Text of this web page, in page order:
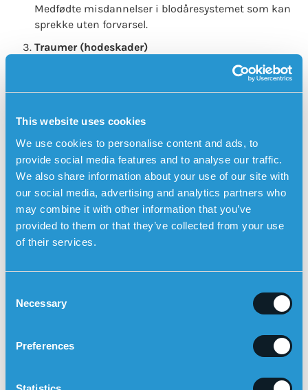
This website uses cookies
We use cookies to personalise content and ads, to
provide social media features and to analyse our traffic.
We also share information about your use of our site with
our social media, advertising and analytics partners who
may combine it with other information that you’ve
provided to them or that they’ve collected from your use
of their services.
Necessary
Preferences
Medfødte misdannelser i blodåresystemet som kan
sprekke uten forvarsel.
Traumer (hodeskader)
Røyking– svekker blodkarene og øker risikoen for
aneurismer.
Høyt alkoholforbruk– øker blodtrykket og gjør
blodårene mer sårbare.
Bruk av rusmidler– spesielt kokain og amfetamin
kan gi plutselige blodtrykksøkninger.
Alder– eldre har mer skjøre blodkar.
Trygghetsalarm for å kunne slå alarm når som
automatisk slå alarm ved
og deretter ringe pårørende ved hjelp av klokkens
Brukeren kan også slå alarmen manuelt ved å trykke på